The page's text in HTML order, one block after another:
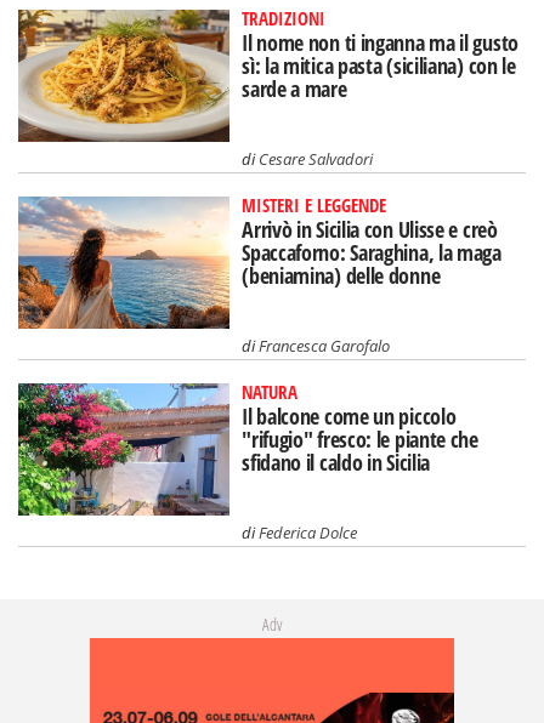
TRADIZIONI
Il nome non ti inganna ma il gusto
sì: la mitica pasta (siciliana) con le
sarde a mare
diCesare Salvadori
MISTERI E LEGGENDE
Arrivò in Sicilia con Ulisse e creò
Spaccaforno: Saraghina, la maga
(beniamina) delle donne
diFrancesca Garofalo
NATURA
Il balcone come un piccolo
"rifugio" fresco: le piante che
sfidano il caldo in Sicilia
diFederica Dolce
Adv